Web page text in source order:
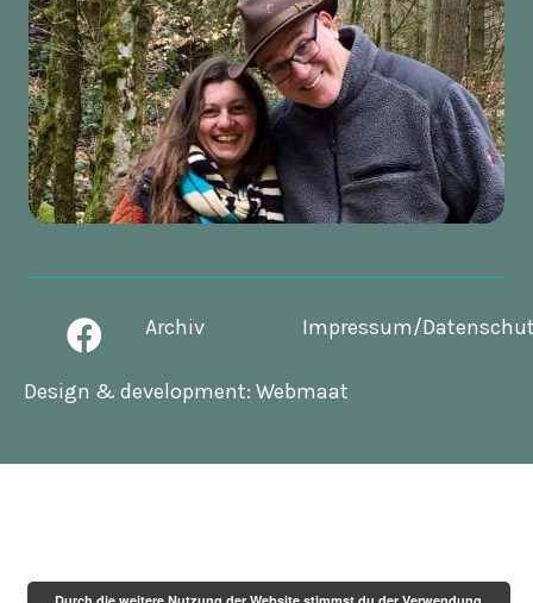
Archiv Impressum/
Design & development: Webmaat